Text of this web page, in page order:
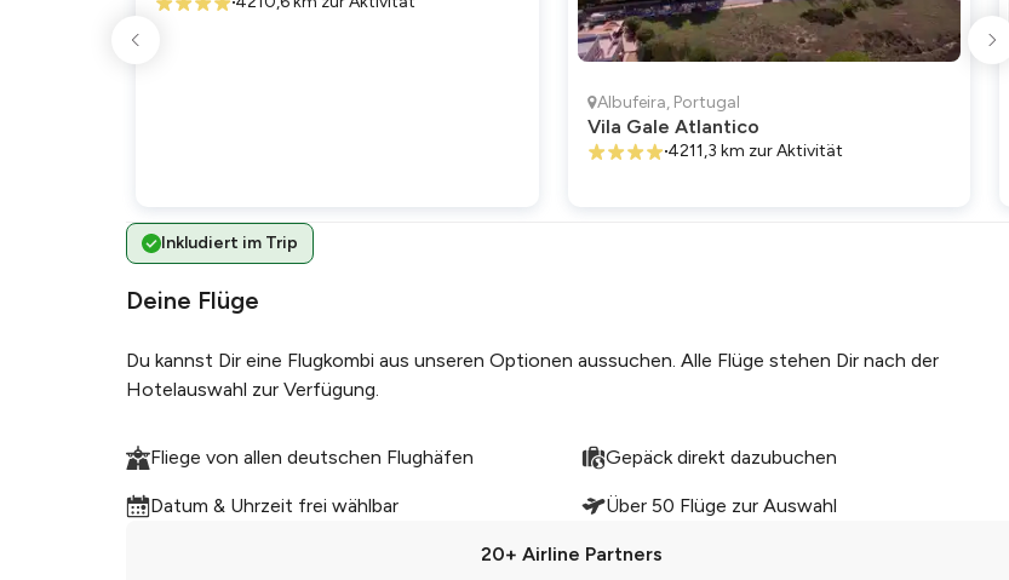
Albufeira, Portugal
Vila Gale Atlantico
4211,3 km zur Aktivität
Inkludiert im Trip
Deine Flüge
Du kannst Dir eine Flugkombi aus unseren Optionen aussuchen. Alle Flüge stehen Dir nach der
Hotelauswahl zur Verfügung.
Fliege von allen deutschen Flughäfen Gepäck direkt dazubuchen
Datum & Uhrzeit frei wählbar Über 50 Flüge zur Auswahl
20+ Airline Partners